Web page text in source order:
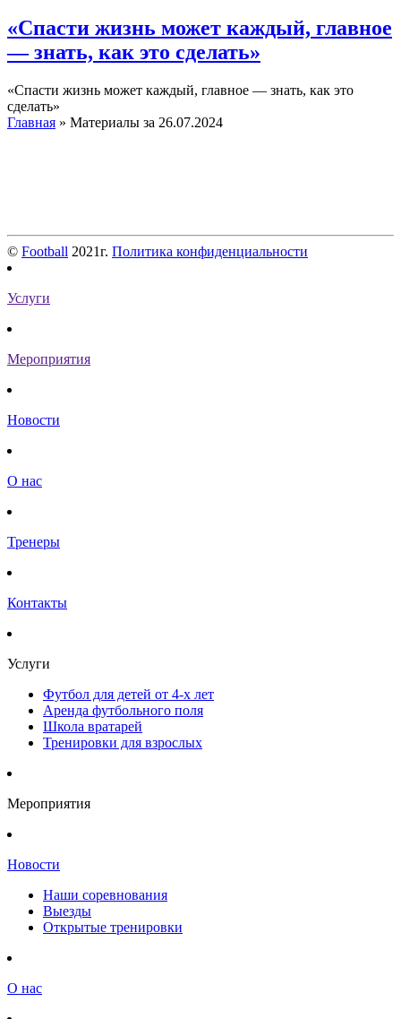
«Спасти жизнь может каждый, главное
— знать, как это сделать»
«Спасти жизнь может каждый, главное — знать, как это
сделать»
Главная » Материалы за 26.07.2024
© Football 2021г. Политика конфиденциальности
Услуги
Мероприятия
Новости
О нас
Тренеры
Контакты
Услуги
Футбол для детей от 4-х лет
Аренда футбольного поля
Школа вратарей
Тренировки для взрослых
Мероприятия
Новости
Наши соревнования
Выезды
Открытые тренировки
О нас